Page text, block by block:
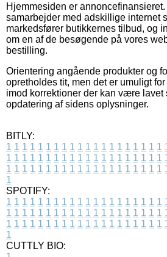
Hjemmesiden er
samarbejder med adskillige internet
markedsfører butikkernes tilbud, og
om en af de besøgende på vores
bestilling.
Orientering angående produkter og
opretholdes tit, men det er umuligt
imod korrektioner der kan være lavet
opdatering af sidens oplysninger.
BITLY:
1 1 1 1 1 1 1 1 1 1 1 1 1 1 1 1 1 1 1 1
1 1 1 1 1 1 1 1 1 1 1 1 1 1 1 1 1 1 1 1
1 1 1 1 1 1 1 1 1 1 1 1 1 1 1 1 1 1 1 1
1
SPOTIFY:
1 1 1 1 1 1 1 1 1 1 1 1 1 1 1 1 1 1 1 1
1 1 1 1 1 1 1 1 1 1 1 1 1 1 1 1 1 1 1 1
1 1 1 1 1 1 1 1 1 1 1 1 1 1 1 1 1 1 1 1
1
CUTTLY BIO: